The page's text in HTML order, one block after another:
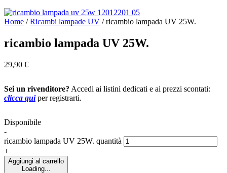
Home /Ricambi lampade UV /ricambio lampada UV 25W.
ricambio lampada UV 25W.
29,90 €
Sei un rivenditore? Accedi ai listini dedicati e ai prezzi scontati:
clicca quiper registrarti.
Disponibile
-
ricambio lampada UV 25W. quantità
+
Aggiungi al carrello
Loading...